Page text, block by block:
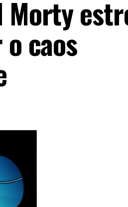
Morty
caos